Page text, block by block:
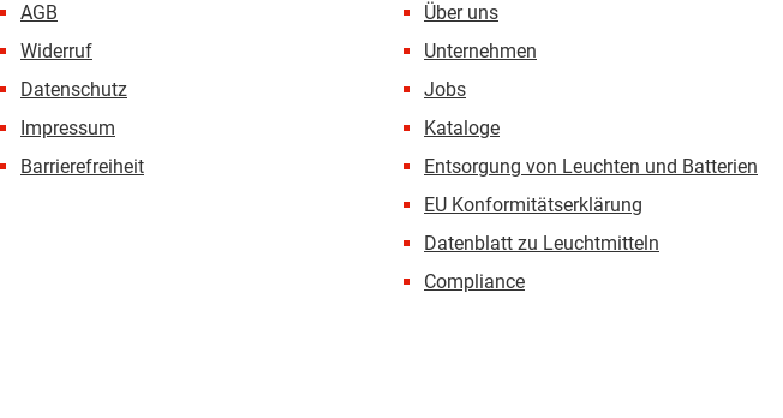
AGB
Widerruf
Datenschutz
Impressum
Barrierefreiheit
Über uns
Unternehmen
Jobs
Kataloge
Entsorgung von Leuchten und Batterien
EU Konformitätserklärung
Datenblatt zu Leuchtmitteln
Compliance